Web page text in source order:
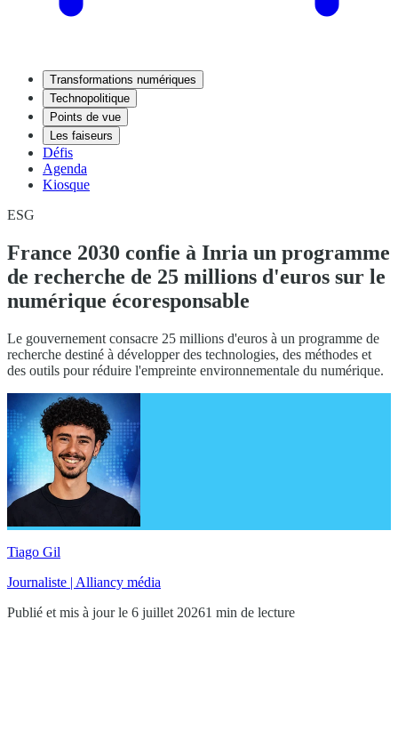
Transformations numériques
Technopolitique
Points de vue
Les faiseurs
Défis
Agenda
Kiosque
ESG
France 2030 confie à Inria un programme
de recherche de 25 millions d'euros sur le
numérique écoresponsable
Le gouvernement consacre 25 millions d'euros à un programme de
recherche destiné à développer des technologies, des méthodes et
des outils pour réduire l'empreinte environnementale du numérique.
Tiago Gil
Journaliste | Alliancy média
Publié et mis à jour le 6 juillet 20261 min de lecture